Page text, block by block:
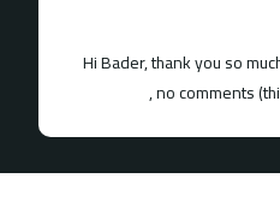
Hi Bader, thank you so
no comments